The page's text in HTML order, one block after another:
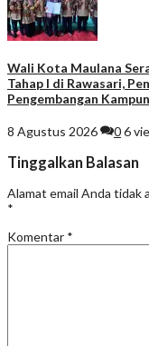
Wali Kota Maulana
Tahap I di Rawasari,
Pengembangan
8 Agustus 2026 06
Tinggalkan Balasan
Alamat email Anda tidak
*
Komentar *